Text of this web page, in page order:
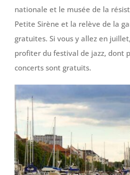
nationale et le musée de la
Petite Sirène et la relève de la
gratuites. Si vous y allez en
profiter du festival de jazz, dont
concerts sont gratuits.